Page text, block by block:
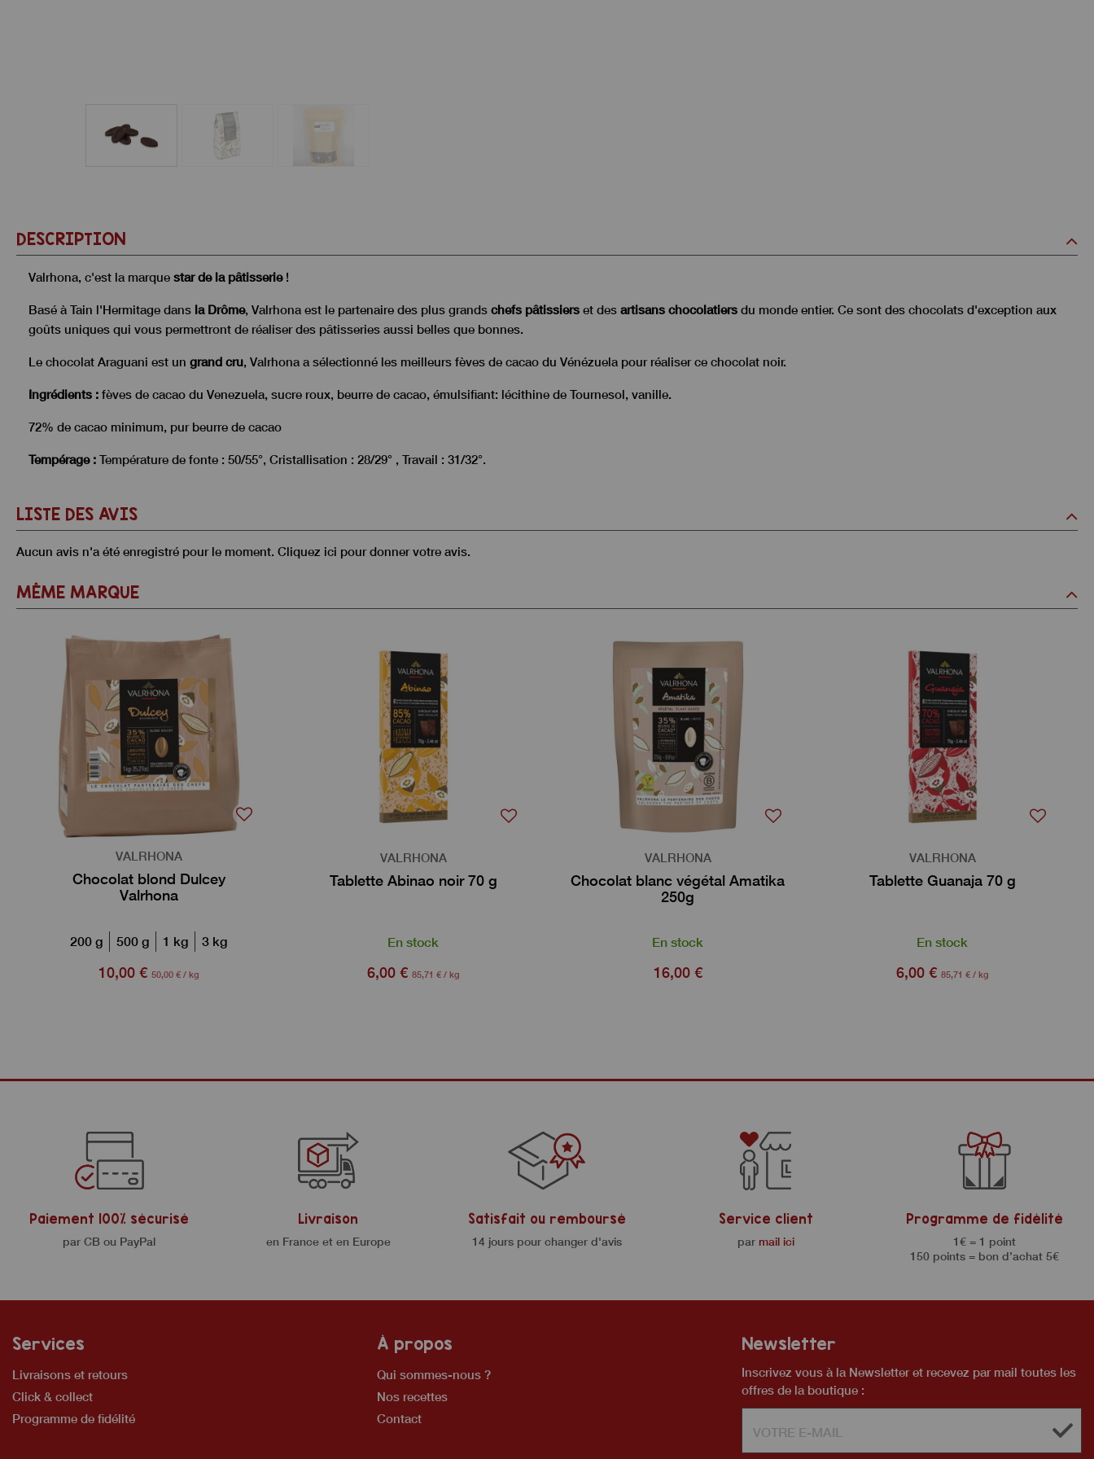
DESCRIPTION
Valrhona, c'est la marque star de la pâtisserie!
Basé à Tain l'Hermitage dans la Drôme, Valrhona est le partenaire des plus grands chefs pâtissiers et des artisans chocolatiers du monde entier. Ce sont des chocolats d'exception aux
goûts uniques qui vous permettront de réaliser des pâtisseries aussi belles que bonnes.
Le chocolat Araguani est un grand cru, Valrhona a sélectionné les meilleurs fèves de cacao du Vénézuela pour réaliser ce chocolat noir.
Ingrédients : fèves de cacao du Venezuela, sucre roux, beurre de cacao, émulsifiant: lécithine de Tournesol, vanille.
72% de cacao minimum, pur beurre de cacao
Tempérage : Température de fonte : 50/55°, Cristallisation : 28/29° , Travail : 31/32°.
LISTE DES AVIS
Aucun avis n'a été enregistré pour le moment. Cliquez ici pour donner votre avis.
MÊME MARQUE
VALRHONA
Chocolat blond Dulcey
Valrhona
200 g 500 g 1 kg 3 kg
10,00 € 50,00 € / kg
VALRHONA
Tablette Abinao noir 70 g
En stock
6,00 € 85,71 € / kg
VALRHONA
Chocolat blanc végétal Amatika
250g
En stock
16,00 €
VALRHONA
Tablette Guanaja 70 g
En stock
6,00 € 85,71 € / kg
Paiement 100% sécurisé
par CB ou PayPal
Livraison
en France et en Europe
Satisfait ou remboursé
14 jours pour changer d'avis
Service client
par mail ici
Programme de fidélité
1€ = 1 point
150 points = bon d’achat 5€
Services
Livraisons et retours
Click & collect
Programme de fidélité
À propos
Qui sommes-nous ?
Nos recettes
Contact
Newsletter
Inscrivez vous à la Newsletter et recevez par mail toutes les
offres de la boutique :